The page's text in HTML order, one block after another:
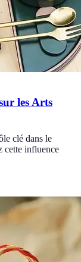
les Arts
clé dans le
cette influence